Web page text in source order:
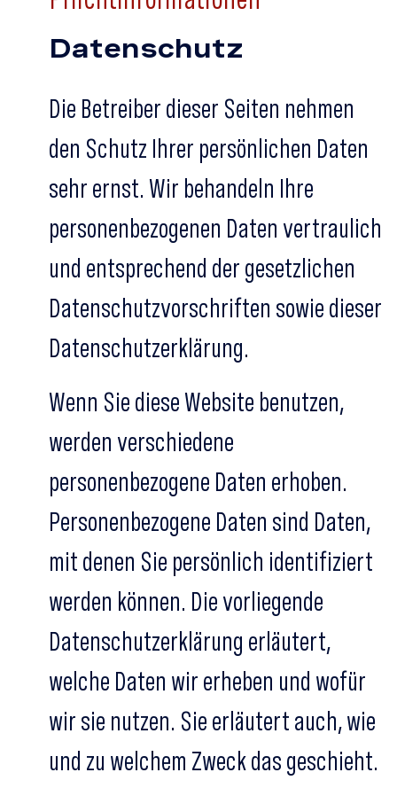
Datenschutz
Die Betreiber dieser Seiten nehmen
den Schutz Ihrer persönlichen Daten
sehr ernst. Wir behandeln Ihre
personenbezogenen Daten vertraulich
und entsprechend der gesetzlichen
Datenschutzvorschriften sowie dieser
Datenschutzerklärung.
Wenn Sie diese Website benutzen,
werden verschiedene
personenbezogene Daten erhoben.
Personenbezogene Daten sind Daten,
mit denen Sie persönlich identifiziert
werden können. Die vorliegende
Datenschutzerklärung erläutert,
welche Daten wir erheben und wofür
wir sie nutzen. Sie erläutert auch, wie
und zu welchem Zweck das geschieht.